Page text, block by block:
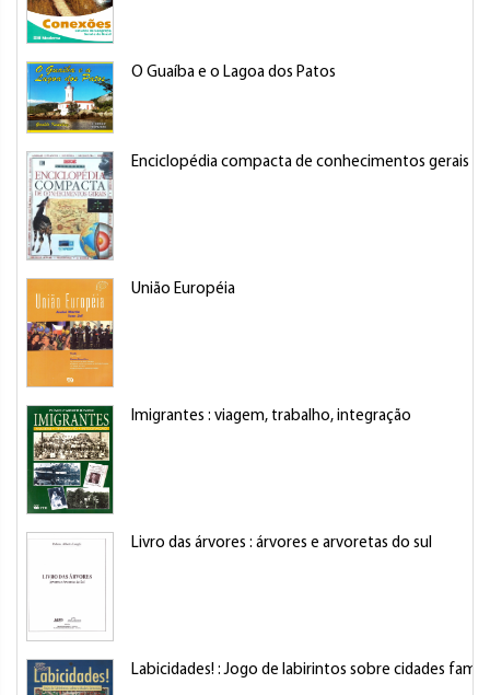
O Guaíba e o Lagoa dos Patos
Enciclopédia compacta de conhecimentos gerais
União Européia
Imigrantes : viagem, trabalho, integração
Livro das árvores : árvores e arvoretas do sul
Labicidades! : Jogo de labirintos sobre cidades